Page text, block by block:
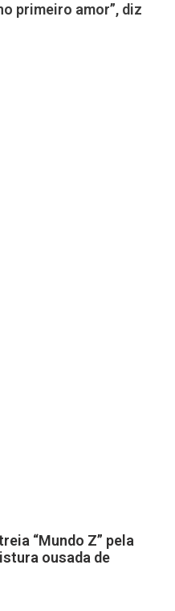
primeiro amor”, diz
“Mundo Z” pela
ousada de